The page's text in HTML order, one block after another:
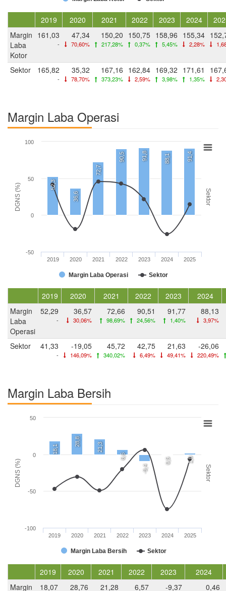
2019 2020 2021 2022 2023 2024
Margin
Laba
Kotor
161,03
-
47,34
70,60%
150,20
217,28%
150,75
0,37%
158,96
5,45%
155,34
2,28%
Sektor 165,82
-
35,32
78,70%
167,16
373,23%
162,84
2,59%
169,32
3,98%
171,61
1,35%
Margin Laba Operasi
DGNS (%) Sektor
52,3
36,6
72,7
90,5 91,8 88,1 91,4
Margin Laba Operasi Sektor
2019 2020 2021 2022 2023 2024 2025
-50
0
50
100
2019 2020 2021 2022 2023
2024
Margin
Laba
Operasi
52,29
-
36,57
30,06%
72,66
98,69%
90,51
24,56%
91,77
1,40%
88,13
3,97%
Sektor 41,33
-
-19,05
146,09%
45,72
340,02%
42,75
6,49%
21,63
49,41%
-26,06
220,49%
Margin Laba Bersih
DGNS (%) Sektor
18,1
28,8
21,3
6,6
-9,4
0,5 1,8
Margin Laba Bersih Sektor
2019 2020 2021 2022 2023 2024 2025
-100
-50
0
50
2019 2020 2021 2022 2023
2024
Margin
18,07 28,76 21,28 6,57 -9,37 0,46